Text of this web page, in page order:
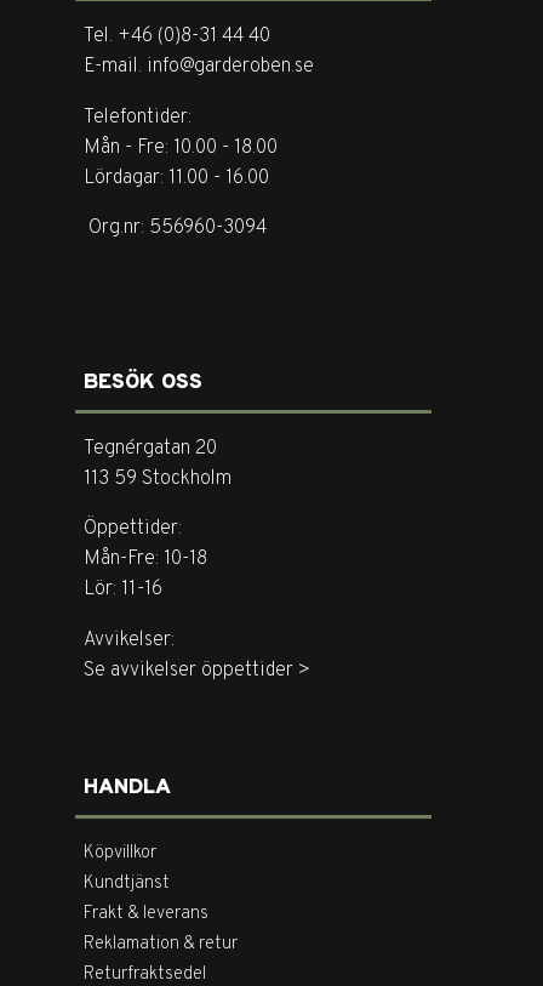
Tel. +46 (0)8-31 44 40
E-mail. info@garderoben.se
Telefontider:
Mån - Fre: 10.00 - 18.00
Lördagar: 11.00 - 16.00
Org.nr: 556960-3094
BESÖK OSS
Tegnérgatan 20
113 59 Stockholm
Öppettider:
Mån-Fre: 10-18
Lör: 11-16
Avvikelser:
Se avvikelser öppettider >
HANDLA
Köpvillkor
Kundtjänst
Frakt & leverans
Reklamation & retur
Returfraktsedel